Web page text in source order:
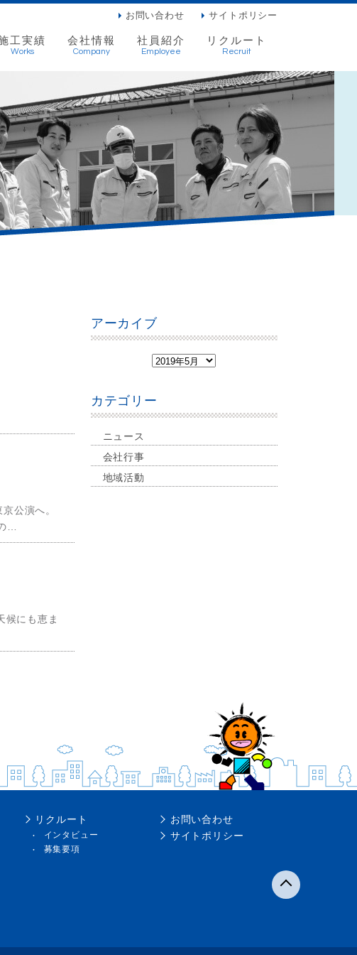
お問い合わせ サイトポリシー
工実績
Works
会社情報
Company
社員紹介
Employee
リクルート
Recruit
公演へ。
…
候にも恵ま
アーカイブ
カテゴリー
ニュース
会社行事
地域活動
リクルート
インタビュー
募集要項
お問い合わせ
サイトポリシー